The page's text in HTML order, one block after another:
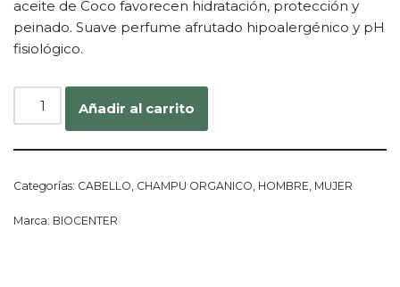
aceite de Coco favorecen hidratación, protección y
peinado. Suave perfume afrutado hipoalergénico y pH
fisiológico.
Añadir al carrito
Categorías: CABELLO, CHAMPU ORGANICO, HOMBRE, MUJER
Marca: BIOCENTER